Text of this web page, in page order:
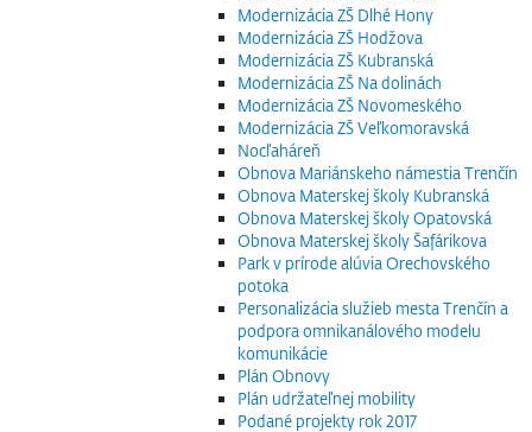
Modernizácia ZŠ Dlhé Hony
Modernizácia ZŠ Hodžova
Modernizácia ZŠ Kubranská
Modernizácia ZŠ Na dolinách
Modernizácia ZŠ Novomeského
Modernizácia ZŠ Veľkomoravská
Nocľaháreň
Obnova Mariánskeho námestia Trenčín
Obnova Materskej školy Kubranská
Obnova Materskej školy Opatovská
Obnova Materskej školy Šafárikova
Park v prírode alúvia Orechovského
potoka
Personalizácia služieb mesta Trenčín a
podpora omnikanálového modelu
komunikácie
Plán Obnovy
Plán udržateľnej mobility
Podané projekty rok 2017